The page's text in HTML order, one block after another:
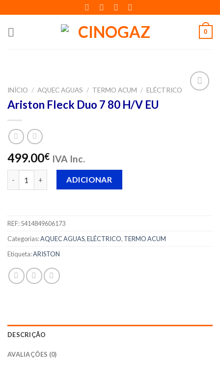
to
content
0
INÍCIO / AQUEC AGUAS / TERMO ACUM / ELÉCTRICO
Ariston Fleck Duo 7 80 H/V EU
499.00€ IVA Inc.
Quantidade de Ariston Fleck Duo 7 80 H/V EU
ADICIONAR
REF:5414849606173
Categorias:AQUEC AGUAS,ELÉCTRICO, TERMO ACUM
Etiqueta:ARISTON
DESCRIÇÃO
AVALIAÇÕES (0)